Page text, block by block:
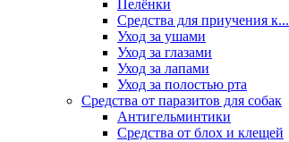
Пелёнки
Средства для приучения к...
Уход за ушами
Уход за глазами
Уход за лапами
Уход за полостью рта
Средства от паразитов для собак
Антигельминтики
Средства от блох и клещей